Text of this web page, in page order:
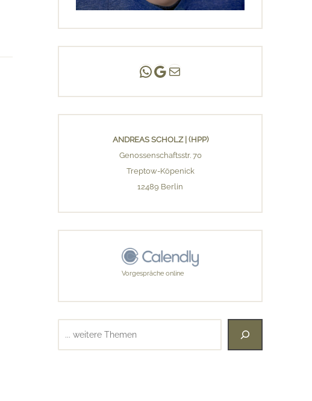
Andreas Scholz | (HPP)
Praxis Adlershof
E-Mail an mich ...
ANDREAS SCHOLZ | (HPP)
Genossenschaftsstr. 70
Treptow-Köpenick
12489 Berlin
Vorgespräche online